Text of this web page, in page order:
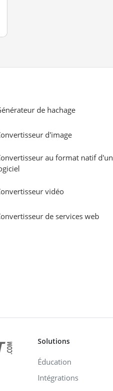
de hachage
d'image
au format natif d'un
vidéo
de services web
Solutions
Éducation
Intégrations